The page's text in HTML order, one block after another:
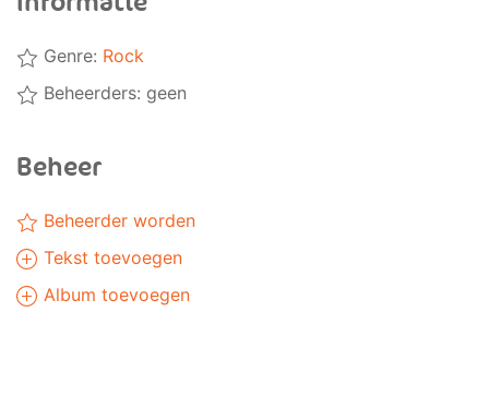
Genre: Rock
Beheerders: geen
Beheer
Beheerder worden
Tekst toevoegen
Album toevoegen